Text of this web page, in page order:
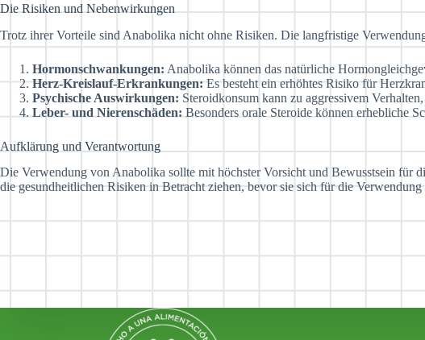
Die Risiken und Nebenwirkungen
Trotz ihrer Vorteile sind Anabolika nicht ohne Risiken. Die langfristige
Hormonschwankungen: Anabolika können das natürliche
Herz-Kreislauf-Erkrankungen:Es besteht ein erhöhtes Risiko für
Psychische Auswirkungen: Steroidkonsum kann zu aggressivem
Leber- und Nierenschäden: Besonders orale Steroide können erhebliche
Aufklärung und Verantwortung
Die Verwendung von Anabolika sollte mit höchster Vorsicht und Bewusstsein für
die gesundheitlichen Risiken in Betracht ziehen, bevor sie sich für die